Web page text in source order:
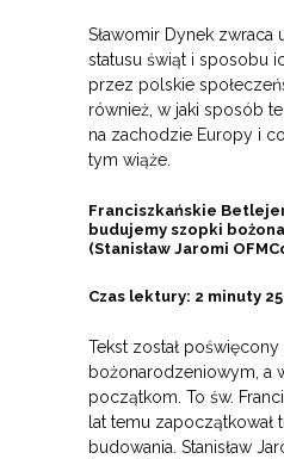
Sławomir Dynek zwraca
statusu świąt i sposobu
przez polskie
również, w jaki sposób
na zachodzie Europy i
tym wiąże.
Franciszkańskie
budujemy szopki
(Stanisław Jaromi
Czas lektury: 2 minuty
Tekst został
bożonarodzeniowym, a
początkom. To św.
lat temu zapoczątkował
budowania. Stanisław